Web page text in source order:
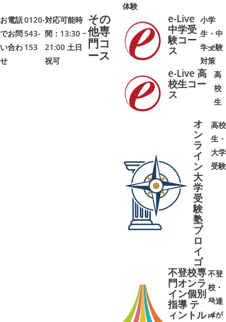
体験
お電話
でお問
い合わ
せ
0120-
543-
153
対応可能時
間：13:30 ~
21:00 土日
祝可
その
他専
門コ
ース
e-Live
中学受
験コー
ス
小学
生・中
学受験
対策
➜➜
e-Live 高
校生コー
ス
高
校
生
➜➜
オ
ン
ラ
イ
ン
大
学
受
験
塾
プ
ロ
イ
ゴ
高校
生・
大学
受験
不登校専
門オンラ
イン個別
指導 テ
ィントル
不登
校・
発達
障が
➜➜